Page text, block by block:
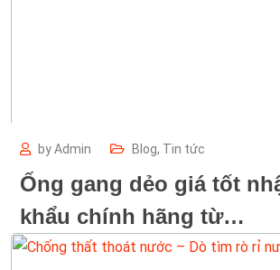
byAdmin Blog, Tin tức
Ống gang dẻo giá tốt
khẩu chính hãng từ
Malaysia và Ấn Độ chất